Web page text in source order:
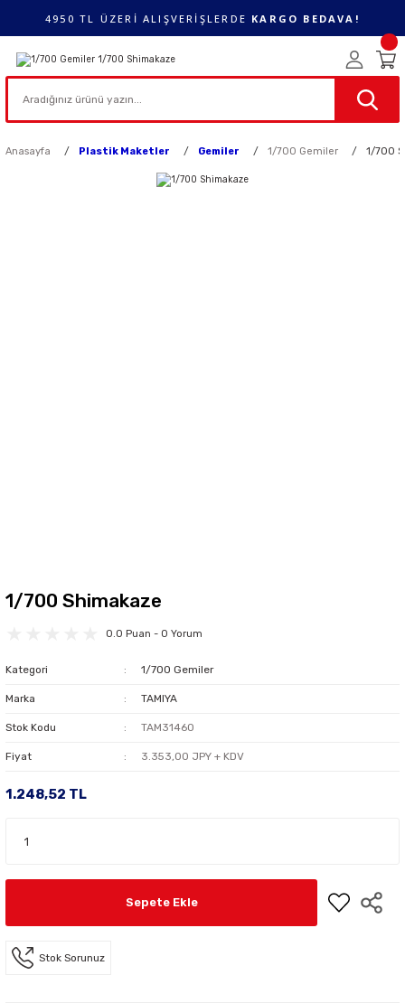
4950 TL ÜZERİ ALIŞVERİŞLERDE KARGO BEDAVA!
Anasayfa Plastik Maketler Gemiler 1/700 Gemiler 1/700
1/700 Shimakaze
0.0 Puan - 0 Yorum
Kategori 1/700 Gemiler
Marka TAMIYA
Stok Kodu TAM31460
Fiyat 3.353,00 JPY + KDV
1.248,52 TL
Sepete Ekle
Stok Sorunuz